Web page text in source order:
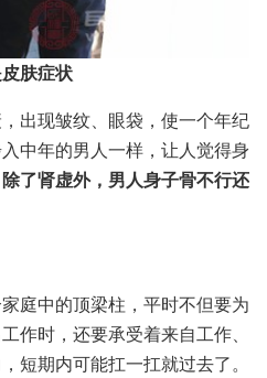
肤症状
出现皱纹、眼袋，使一个年纪
中年的男人一样，让人觉得身
了肾虚外，男人身子骨不行还
庭中的顶梁柱，平时不但要为
作时，还要承受着来自工作、
短期内可能扛一扛就过去了。